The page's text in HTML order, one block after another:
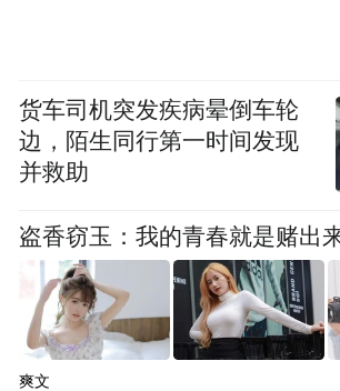
货车司机突发疾病晕倒车轮
边，陌生同行第一时间发现
并救助
盗香窃玉：我的青春就是赌出
爽文